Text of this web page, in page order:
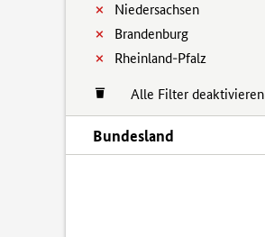
Niedersachsen
Brandenburg
Rheinland-Pfalz
Alle Filter deaktivieren
Bundesland